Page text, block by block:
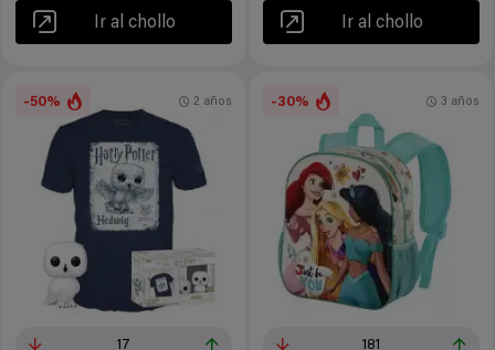
Ir al chollo Ir al chollo
-50%
17
2 años -30%
181
3 años